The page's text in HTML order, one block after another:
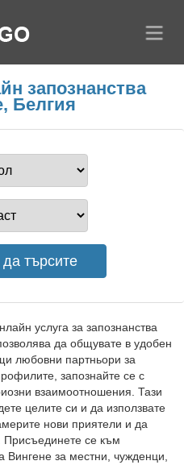
запознанства
Белгия
услуга за запознанства
да общувате в удобен
любовни партньори за
запознайте се с
взаимоотношения. Тази
целите си и да използвате
нови приятели и да
се към
Вингене за местни, чужденци,